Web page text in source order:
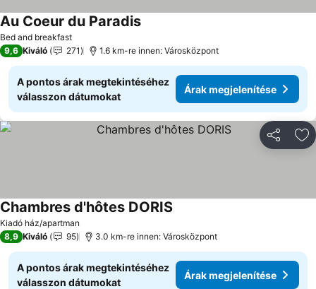
Bed and breakfast
Au Coeur du ParadisÁrak megjelenítése
9,6 Kiváló 271 1.6 km-re innen: Városközpont
A pontos árak megtekintéséhez
válasszon dátumokat
Árak megjelenítése
Kiadó ház/apartman
Chambres d'hôtes DORIS
8,9 Kiváló 95 3.0 km-re innen: Városközpont
A pontos árak megtekintéséhez
válasszon dátumokat
Árak megjelenítése